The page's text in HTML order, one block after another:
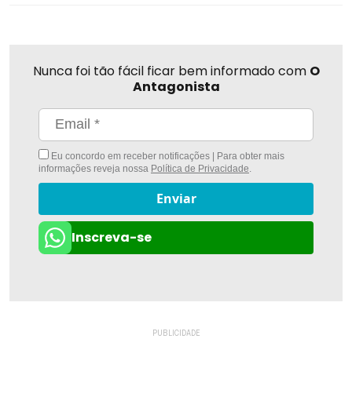
Nunca foi tão fácil ficar bem informado com O
Antagonista
Eu concordo em receber notificações | Para obter mais
informações reveja nossa Política de Privacidade.
Enviar
Inscreva-se